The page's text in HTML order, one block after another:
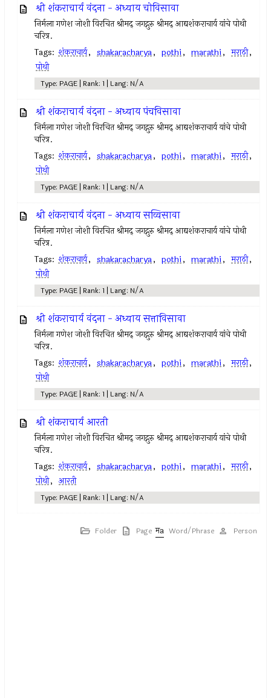
श्री शंकराचार्य वंदना - अध्याय चोविसावा
निर्मला गणेश जोशी विरचित श्रीमद् जगद्गुरु श्रीमद् आद्यशंकराचार्य यांचे पोथी
चरित्र.
Tags: शंकराचार्य, shakaracharya, pothi, marathi, मराठी,
पोथी
Type: PAGE | Rank: 1 | Lang: N/A
श्री शंकराचार्य वंदना - अध्याय पंचविसावा
निर्मला गणेश जोशी विरचित श्रीमद् जगद्गुरु श्रीमद् आद्यशंकराचार्य यांचे पोथी
चरित्र.
Tags: शंकराचार्य, shakaracharya, pothi, marathi, मराठी,
पोथी
Type: PAGE | Rank: 1 | Lang: N/A
श्री शंकराचार्य वंदना - अध्याय सव्विसावा
निर्मला गणेश जोशी विरचित श्रीमद् जगद्गुरु श्रीमद् आद्यशंकराचार्य यांचे पोथी
चरित्र.
Tags: शंकराचार्य, shakaracharya, pothi, marathi, मराठी,
पोथी
Type: PAGE | Rank: 1 | Lang: N/A
श्री शंकराचार्य वंदना - अध्याय सत्ताविसावा
निर्मला गणेश जोशी विरचित श्रीमद् जगद्गुरु श्रीमद् आद्यशंकराचार्य यांचे पोथी
चरित्र.
Tags: शंकराचार्य, shakaracharya, pothi, marathi, मराठी,
पोथी
Type: PAGE | Rank: 1 | Lang: N/A
श्री शंकराचार्य आरती
निर्मला गणेश जोशी विरचित श्रीमद् जगद्गुरु श्रीमद् आद्यशंकराचार्य यांचे पोथी
चरित्र.
Tags: शंकराचार्य, shakaracharya, pothi, marathi, मराठी,
पोथी, आरती
Type: PAGE | Rank: 1 | Lang: N/A
Folder Page Word/Phrase Person